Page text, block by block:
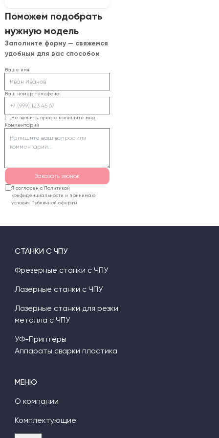
стола. Для серийной
оценивают систему
управления, вытяжку,
необходимость
дополнительных
головок или камеры.
Для подбора нужно
толщину материала,
размеры изделий,
требуемое рабочее
поле и планируемую
загрузку. Специалисты
сопоставят задачу с
моделями из каталога,
предложат
комплектацию и
рассчитают стоимость
поставки.
Поможем подобрать
нужную модель
Заполните форму — свяжемся
удобным для вас способом
Ваше имя
Ваш номер телефона
Не звонить, просто напишите мне
Комментарий
Заказать звонок
Я согласен с Политикой
конфиденциальности и принимаю
условия Публичной оферты.
МЕНЮ
О компании
Комплектующие
СТАНКИ С ЧПУ
Фрезерные станки с ЧПУ
Лазерные станки с ЧПУ
Лазерные станки для резки
металла с ЧПУ
УФ-Принтеры
Аппараты сварки пластика